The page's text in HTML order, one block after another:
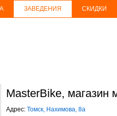
ЗАВЕДЕНИЯ СКИДКИ
MasterBike, магазин
Адрес: Томск, Нахимова, 8а